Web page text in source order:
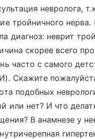
невролога,
тройничного нерва.
диагноз: неврит
скорее всего
часто с самого
Скажите
подобных
или нет? И что
В анамнезе у